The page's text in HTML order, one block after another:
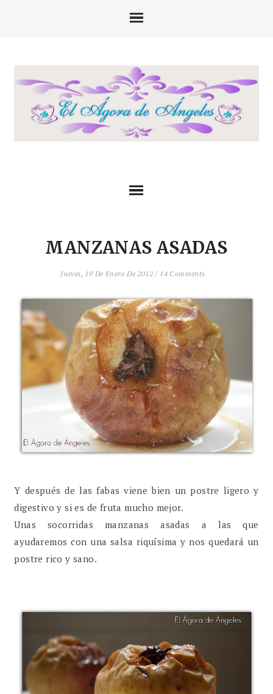
MANZANAS ASADAS
Jueves, 19 De Enero De 2012 / 14 Comments
Y después de las fabas viene bien un postre ligero y
digestivo y si es de fruta mucho mejor.
Unas socorridas manzanas asadas a las que
ayudaremos con una salsa riquísima y nos quedará un
postre rico y sano.